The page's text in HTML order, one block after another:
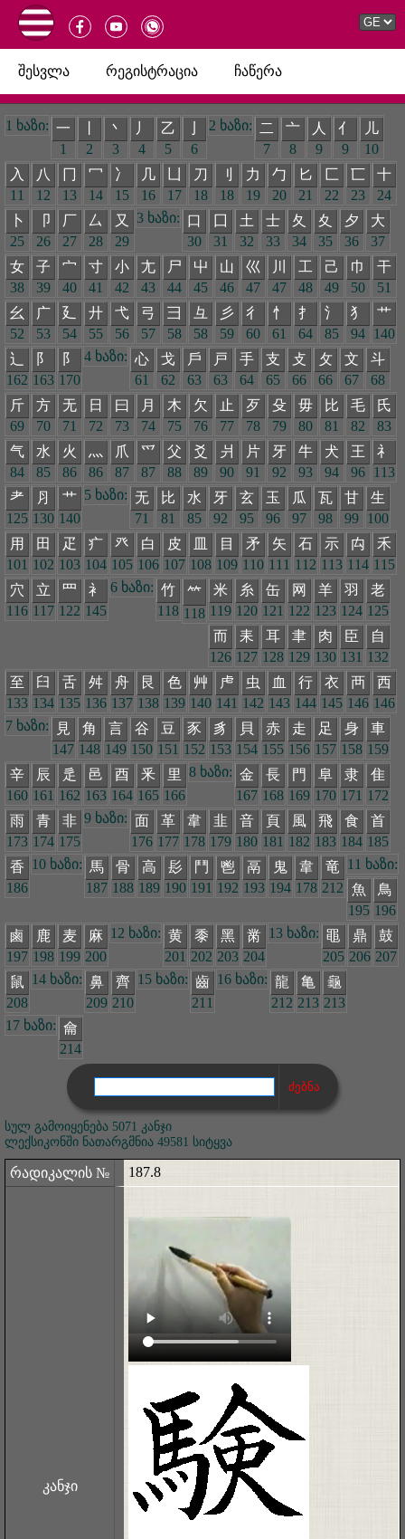
შესვლა რეგისტრაცია ჩაწერა
1 ხაზი: 一
1
2
丶
3
丿
4
乙
5
6
2 ხაზი:
二
7
亠
8
人
9
亻
9
儿
10
入
11
八
12
冂
13
冖
14
冫
15
几
16
17
刀
18
刂
18
力
19
勹
20
匕
21
匚
22
匸
23
十
24
卜
25
卩
26
厂
27
厶
28
又
29
3 ხაზი: 口
30
囗
31
土
32
士
33
夂
34
夊
35
夕
36
大
37
女
38
子
39
宀
40
寸
41
小
42
尢
43
尸
44
屮
45
山
46
巛
47
川
47
工
48
己
49
巾
50
干
51
幺
52
广
53
廴
54
廾
55
弋
56
弓
57
彐
58
彑
58
彡
59
彳
60
忄
61
扌
64
氵
85
犭
94
艹
140
辶
162
阝
163
阝
170
4 ხაზი: 心
61
戈
62
戶
63
戸
63
手
64
支
65
攴
66
攵
66
文
67
斗
68
斤
69
方
70
无
71
日
72
曰
73
月
74
木
75
欠
76
止
77
歹
78
殳
79
毋
80
比
81
毛
82
氏
83
气
84
水
85
火
86
灬
86
爪
87
爫
87
父
88
爻
89
爿
90
片
91
牙
92
牛
93
犬
94
王
96
礻
113
耂
125
⺼
130
艹
140
5 ხაზი: 无
71
比
81
水
85
牙
92
玄
95
玉
96
瓜
97
瓦
98
甘
99
生
100
用
101
田
102
疋
103
疒
104
癶
105
白
106
皮
107
皿
108
目
109
矛
110
矢
111
石
112
示
113
禸
114
禾
115
穴
116
立
117
罒
122
衤
145
6 ხაზი: 竹
118
𥫗
118
米
119
糸
120
缶
121
网
122
羊
123
羽
124
老
125
而
126
耒
127
耳
128
聿
129
肉
130
臣
131
自
132
至
133
臼
134
舌
135
舛
136
舟
137
艮
138
色
139
艸
140
虍
141
虫
142
血
143
行
144
衣
145
襾
146
西
146
7 ხაზი:
見
147
角
148
言
149
谷
150
豆
151
豕
152
豸
153
貝
154
赤
155
走
156
足
157
身
158
車
159
辛
160
辰
161
辵
162
邑
163
酉
164
釆
165
里
166
8 ხაზი: 金
167
長
168
門
169
阜
170
隶
171
隹
172
雨
173
青
174
非
175
9 ხაზი: 面
176
革
177
韋
178
韭
179
音
180
頁
181
風
182
飛
183
食
184
首
185
香
186
10 ხაზი: 馬
187
骨
188
高
189
髟
190
鬥
191
鬯
192
鬲
193
鬼
194
韋
178
竜
212
11 ხაზი:
魚
195
鳥
196
鹵
197
鹿
198
麦
199
麻
200
12 ხაზი: 黄
201
黍
202
黑
203
黹
204
13 ხაზი: 黽
205
鼎
206
鼓
207
鼠
208
14 ხაზი: 鼻
209
齊
210
15 ხაზი: 齒
211
16 ხაზი: 龍
212
亀
213
龜
213
17 ხაზი: 龠
214
სულ გამოიყენება 5071 კანჯი
ლექსიკონში ნათარგმნია 49581 სიტყვა
რადიკალის № 187.8
კანჯი